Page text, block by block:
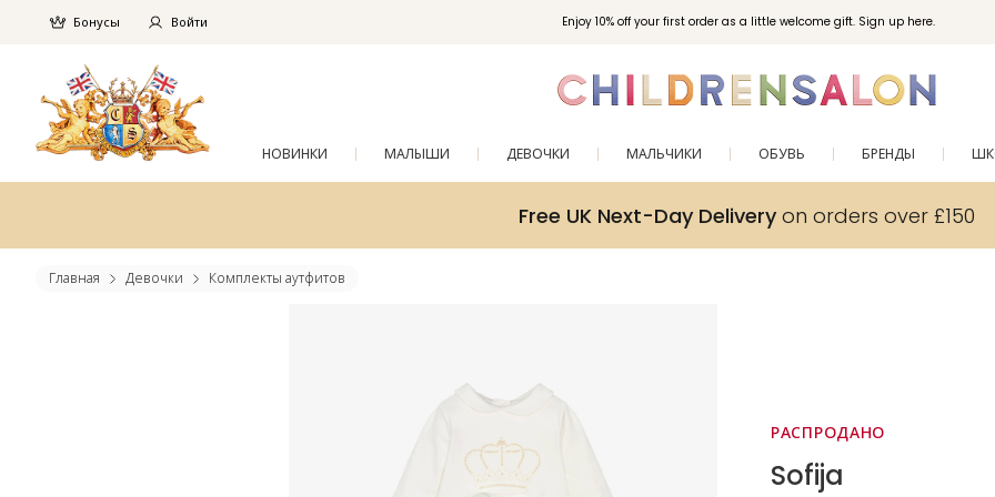
Enjoy 10% off your first order as a little welcome gift. Sign up here.
Бонусы Войти
НОВИНКИ МАЛЫШИ ДЕВОЧКИ МАЛЬЧИКИ ОБУВЬ БРЕНДЫ
Free UK Next-Day Deliveryon orders over £150
Главная Девочки Комплекты аутфитов
РАСПРОДАНО
Sofija